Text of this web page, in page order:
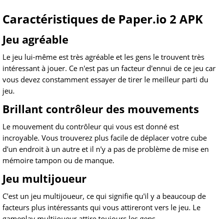
Caractéristiques de Paper.io 2 APK
Jeu agréable
Le jeu lui-même est très agréable et les gens le trouvent très
intéressant à jouer. Ce n'est pas un facteur d'ennui de ce jeu car
vous devez constamment essayer de tirer le meilleur parti du
jeu.
Brillant contrôleur des mouvements
Le mouvement du contrôleur qui vous est donné est
incroyable. Vous trouverez plus facile de déplacer votre cube
d'un endroit à un autre et il n'y a pas de problème de mise en
mémoire tampon ou de manque.
Jeu multijoueur
C'est un jeu multijoueur, ce qui signifie qu'il y a beaucoup de
facteurs plus intéressants qui vous attireront vers le jeu. Le